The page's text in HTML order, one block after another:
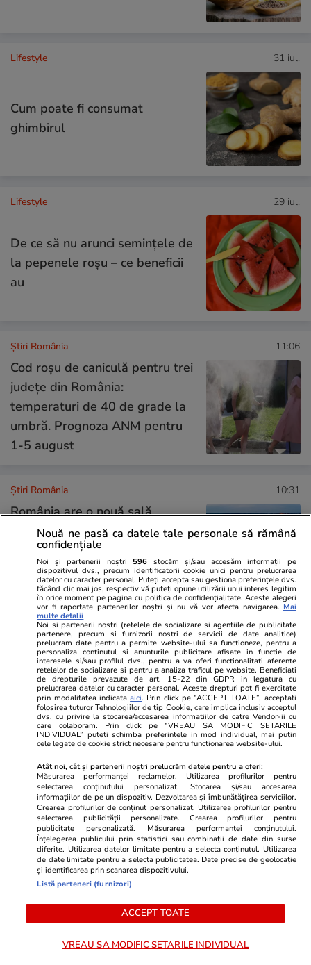
Lifestyle 31 iul.
Cum poate fi consumat
ghimbirul
Lifestyle 29 iul.
De ce să nu arunci semințele de
la pepenele roșu – ce beneficii
au
Știri România 11:06
Cod roșu de caniculă pentru trei
județe din România:
temperaturi de 40 de grade la
umbră. Prognoza ANM pentru
1-5 august
Știri România 10:31
România are o nouă sală
polivalentă. Bijuteria de la
malul Dunării inaugurată cu
meci în campionatul european
de baschet
Știri România 09:07
O româncă este acuzată că a
furat 30.000 de euro de la
soacra sa din Franța, iar apoi a
împins-o pe scări
Știri România 00:12
România evită retrogradarea în
categoria „junk”: Fitch menține
ratingul de țară la BBB- cu
perspectivă negativă
Opinii 10:46
Nouă ne pasă ca datele tale personale să rămână
confidențiale
Noi și partenerii noștri 596 stocăm și/sau accesăm informații pe
dispozitivul dvs., precum identificatorii cookie unici pentru prelucrarea
datelor cu caracter personal. Puteți accepta sau gestiona preferințele dvs.
făcând clic mai jos, respectiv vă puteți opune utilizării unui interes legitim
în orice moment pe pagina cu politica de confidențialitate. Aceste alegeri
vor fi raportate partenerilor noștri și nu vă vor afecta navigarea. Mai
multe detalii
Noi si partenerii nostri (retelele de socializare si agentiile de publicitate
partenere, precum si furnizorii nostri de servicii de date analitice)
prelucram date pentru a permite website-ului sa functioneze, pentru a
personaliza continutul si anunturile publicitare afisate in functie de
interesele si/sau profilul dvs., pentru a va oferi functionalitati aferente
retelelor de socializare si pentru a analiza traficul pe website. Beneficiati
de drepturile prevazute de art. 15-22 din GDPR in legatura cu
prelucrarea datelor cu caracter personal. Aceste drepturi pot fi exercitate
prin modalitatea indicataaici. Prin click pe “ACCEPT TOATE”, acceptati
folosirea tuturor Tehnologiilor de tip Cookie, care implica inclusiv acceptul
dvs. cu privire la stocarea/accesarea informatiilor de catre Vendor-ii cu
care colaboram. Prin click pe “VREAU SA MODIFIC SETARILE
INDIVIDUAL” puteti schimba preferintele in mod individual, mai putin
cele legate de cookie strict necesare pentru functionarea website-ului.
Atât noi, cât și partenerii noștri prelucrăm datele pentru a oferi:
Măsurarea performanței reclamelor. Utilizarea profilurilor pentru
selectarea conținutului personalizat. Stocarea și/sau accesarea
informațiilor de pe un dispozitiv. Dezvoltarea și îmbunătățirea serviciilor.
Crearea profilurilor de conținut personalizat. Utilizarea profilurilor pentru
selectarea publicității personalizate. Crearea profilurilor pentru
publicitate personalizată. Măsurarea performanței conținutului.
Înțelegerea publicului prin statistici sau combinații de date din surse
diferite. Utilizarea datelor limitate pentru a selecta conținutul. Utilizarea
de date limitate pentru a selecta publicitatea. Date precise de geolocație
și identificarea prin scanarea dispozitivului.
Listă parteneri (furnizori)
ACCEPT TOATE
VREAU SA MODIFIC SETARILE INDIVIDUAL